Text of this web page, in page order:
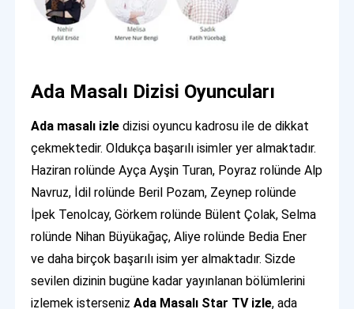
Ada Masalı Dizisi Oyuncuları
Ada masalı izle dizisi oyuncu kadrosu ile de dikkat
çekmektedir. Oldukça başarılı isimler yer almaktadır.
Haziran rolünde Ayça Ayşin Turan, Poyraz rolünde Alp
Navruz, İdil rolünde Beril Pozam, Zeynep rolünde
İpek Tenolcay, Görkem rolünde Bülent Çolak, Selma
rolünde Nihan Büyükağaç, Aliye rolünde Bedia Ener
ve daha birçok başarılı isim yer almaktadır. Sizde
sevilen dizinin bugüne kadar yayınlanan bölümlerini
izlemek istersenizAda Masalı Star TV izle, ada